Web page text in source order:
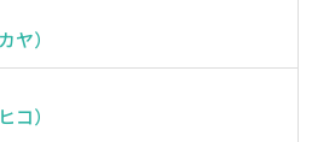
ヤ）
コ）